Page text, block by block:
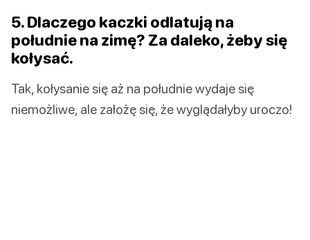
5. Dlaczego kaczki odlatują na
południe na zimę? Za daleko, żeby się
kołysać.
Tak, kołysanie się aż na południe wydaje się
niemożliwe, ale założę się, że wyglądałyby uroczo!